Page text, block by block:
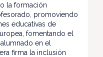
la formación
promoviendo
educativas de
fomentando el
en el
firma la inclusión